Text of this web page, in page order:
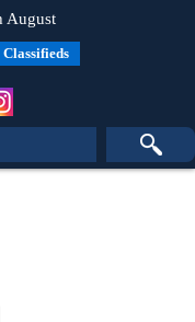
August
Classifieds